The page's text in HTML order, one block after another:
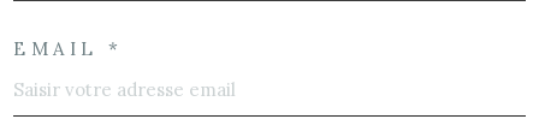
EMAIL *